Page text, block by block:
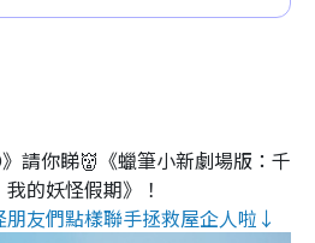
》請你睇👹《蠟筆小新劇場版：千
的妖怪假期》！
友們點樣聯手拯救屋企人啦↓